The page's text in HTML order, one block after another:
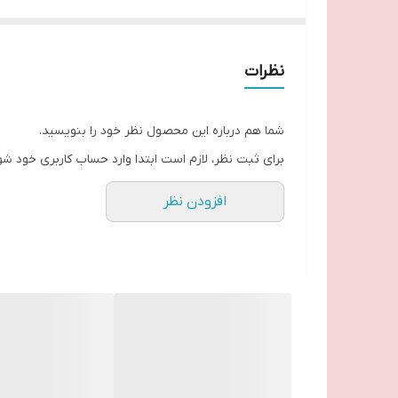
نظرات
شما هم درباره این محصول نظر خود را بنویسید.
برای ثبت نظر، لازم است ابتدا وارد حساب کاربری خود
افزودن نظر